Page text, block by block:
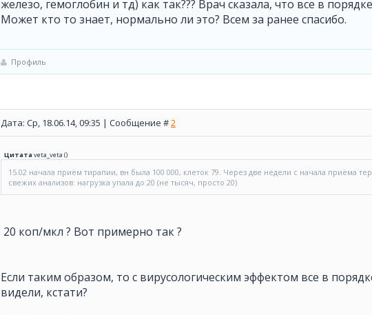
железо, гемоглобин и тд) как так??? Врач сказала, что все в
Может кто то знает, нормально ли это? Всем за ранее спасибо.
Профиль
Дата: Ср, 18.06.14, 09:35 | Сообщение #2
Цитатаveta_veta ()
15.02 начала приём тирапии, вн была 100 000, клеток 79. Через две недели с начала приёма
свежих анализов: нагрузка упала до 20 (не тысяч, просто 20)
20 коп/мкл ? Вот примерно так ?
Если таким образом, то с вирусологическим эффектом все в
видели, кстати?